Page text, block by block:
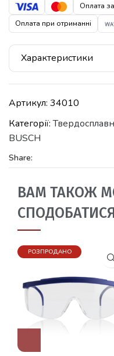
Оплата
Оплата при отриманні
Характеристики
Артикул: 34010
Категорії:
BUSCH
Share:
ВАМ ТАКОЖ
РОЗПРОДАНО